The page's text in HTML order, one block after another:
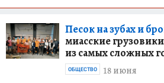
Песок на зубах и
миасские
из самых сложных
18 июня
ОБЩЕСТВО